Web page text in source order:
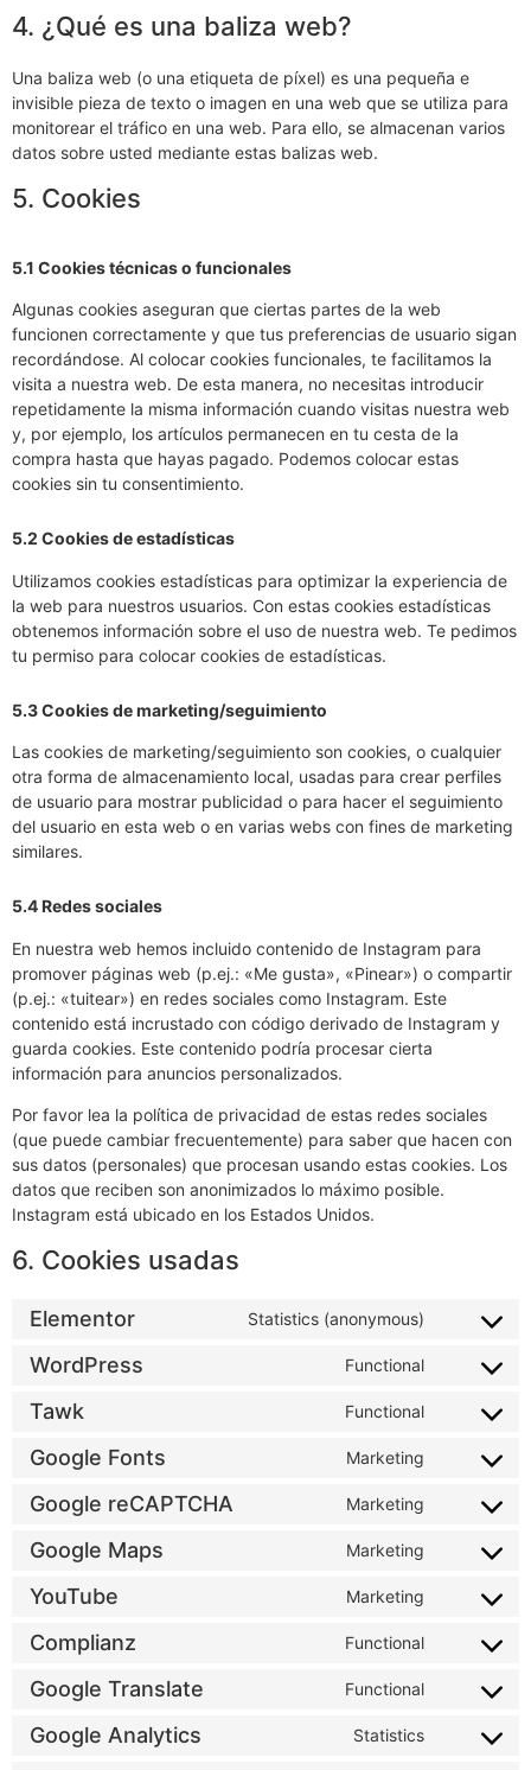
4. ¿Qué es una baliza web?
Una baliza web (o una etiqueta de píxel) es una pequeña e
invisible pieza de texto o imagen en una web que se utiliza para
monitorear el tráfico en una web. Para ello, se almacenan varios
datos sobre usted mediante estas balizas web.
5. Cookies
5.1 Cookies técnicas o funcionales
Algunas cookies aseguran que ciertas partes de la web
funcionen correctamente y que tus preferencias de usuario sigan
recordándose. Al colocar cookies funcionales, te facilitamos la
visita a nuestra web. De esta manera, no necesitas introducir
repetidamente la misma información cuando visitas nuestra web
y, por ejemplo, los artículos permanecen en tu cesta de la
compra hasta que hayas pagado. Podemos colocar estas
cookies sin tu consentimiento.
5.2 Cookies de estadísticas
Utilizamos cookies estadísticas para optimizar la experiencia de
la web para nuestros usuarios. Con estas cookies estadísticas
obtenemos información sobre el uso de nuestra web. Te pedimos
tu permiso para colocar cookies de estadísticas.
5.3 Cookies de marketing/seguimiento
Las cookies de marketing/seguimiento son cookies, o cualquier
otra forma de almacenamiento local, usadas para crear perfiles
de usuario para mostrar publicidad o para hacer el seguimiento
del usuario en esta web o en varias webs con fines de marketing
similares.
5.4 Redes sociales
En nuestra web hemos incluido contenido de Instagram para
promover páginas web (p.ej.: «Me gusta», «Pinear») o compartir
(p.ej.: «tuitear») en redes sociales como Instagram. Este
contenido está incrustado con código derivado de Instagram y
guarda cookies. Este contenido podría procesar cierta
información para anuncios personalizados.
Por favor lea la política de privacidad de estas redes sociales
(que puede cambiar frecuentemente) para saber que hacen con
sus datos (personales) que procesan usando estas cookies. Los
datos que reciben son anonimizados lo máximo posible.
Instagram está ubicado en los Estados Unidos.
6. Cookies usadas
Elementor Statistics (anonymous)
WordPress Functional
Tawk Functional
Google Fonts Marketing
Google reCAPTCHA Marketing
Google Maps Marketing
YouTube Marketing
Complianz Functional
Google Translate Functional
Google Analytics Statistics